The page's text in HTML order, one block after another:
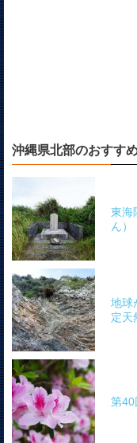
沖縄県北部のおすす
東海
ん）
地球
定天
第